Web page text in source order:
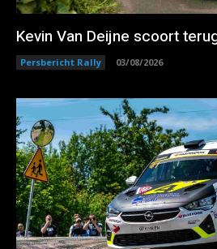
Kevin Van Deijne scoort
Persbericht Rally 03/08/2026